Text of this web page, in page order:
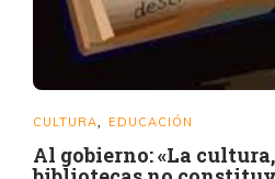
CULTURA EDUCACIÓN
Al gobierno: «La